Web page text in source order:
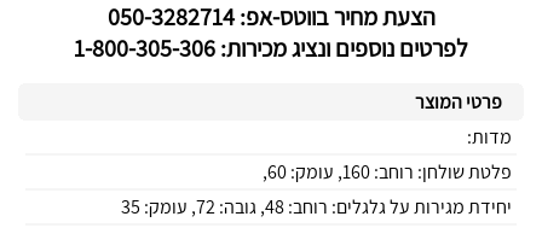
הצעת מחיר בווטס-אפ: 050-3282714
לפרטים נוספים ונציג מכירות: 1-800-305-306
פרטי המוצר
מדות:
פלטת שולחן: רוחב: 160, עומק: 60,
יחידת מגירות על גלגלים: רוחב: 48, גובה: 72, עומק: 35